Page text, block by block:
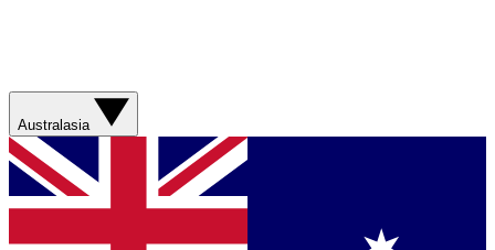
Australasia